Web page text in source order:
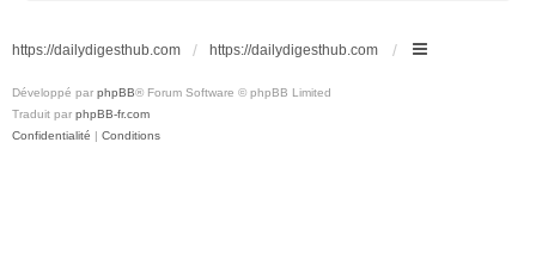
https://dailydigesthub.com https://dailydigesthub.com
Développé par phpBB® Forum Software © phpBB Limited
Traduit par phpBB-fr.com
Confidentialité | Conditions